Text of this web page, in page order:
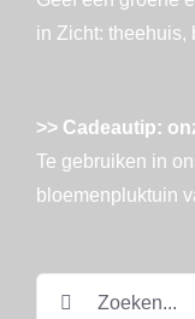
>> Cadeautip:
Te gebruiken in
bloemenpluktuin